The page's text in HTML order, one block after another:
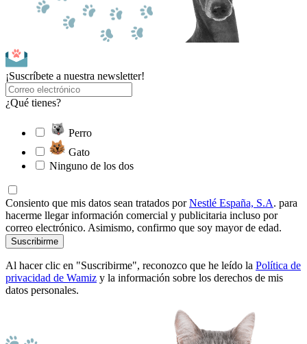
¡Suscríbete a nuestra newsletter!
¿Qué tienes?
Perro
Gato
Ninguno de los dos
Consiento que mis datos sean tratados porNestlé España, S.A. para
hacerme llegar información comercial y publicitaria incluso por
correo electrónico. Asimismo, confirmo que soy mayor de edad.
Suscribirme
Al hacer clic en "Suscribirme", reconozco que he leído la Política de
privacidad de Wamiz y la información sobre los derechos de mis
datos personales.